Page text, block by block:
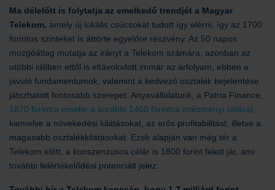
Ma délelőtt is folytatja az emelkedő trendjét a Magyar
Telekom, amely új lokális csúcsokat tudott így elérni, így az 1700
forintos szinteket is áttörte egyelőre részvény. Az 50 napos
mozgóátlag mutatja az irányt a Telekom számára, azonban az
utóbbi időben ettől is eltávolodott immár az árfolyam, ebben a
javuló fundamentumok, valamint a kedvező osztalék bejelentése
játszhatott fontosabb szerepet. Anyavállalatunk, a Patria Finance,
1870 forintra emelte a korábbi 1460 forintos intézményi célárát
kiemelve a növekedési kilátásokat, az erős profitabilitást, illetve a
magasabb osztalékkilátásokat. Ezek alapján van még tér a
Telekom előtt, a konszenzusos célár is 1800 forint felett jár, ami
további felértékelődési potenciált jelez.